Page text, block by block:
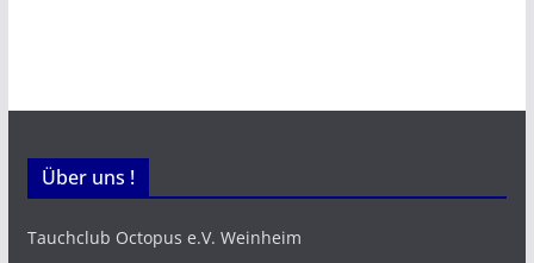
Über uns !
Tauchclub Octopus e.V. Weinheim